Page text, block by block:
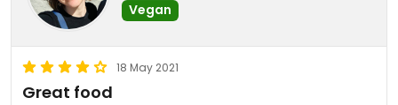
Vegan
18 May 2021
Great food